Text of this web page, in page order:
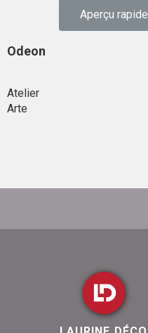
Aperçu rapide
Odeon
Atelier
Arte